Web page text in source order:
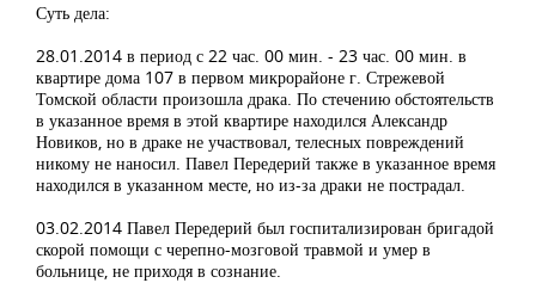
Суть дела:
28.01.2014 в период с 22 час. 00 мин. - 23 час. 00 мин. в
квартире дома 107 в первом микрорайоне г. Стрежевой
Томской области произошла драка. По стечению обстоятельств
в указанное время в этой квартире находился Александр
Новиков, но в драке не участвовал, телесных повреждений
никому не наносил. Павел Передерий также в указанное время
находился в указанном месте, но из-за драки не пострадал.
03.02.2014 Павел Передерий был госпитализирован бригадой
скорой помощи с черепно-мозговой травмой и умер в
больнице, не приходя в сознание.